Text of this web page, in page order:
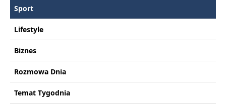
Sport
Lifestyle
Biznes
Rozmowa Dnia
Temat Tygodnia